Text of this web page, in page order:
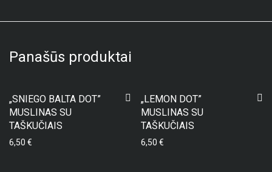
Panašūs produktai
„SNIEGO BALTA DOT”
MUSLINAS SU
TAŠKUČIAIS
6,50 €
„LEMON DOT”
MUSLINAS SU
TAŠKUČIAIS
6,50 €